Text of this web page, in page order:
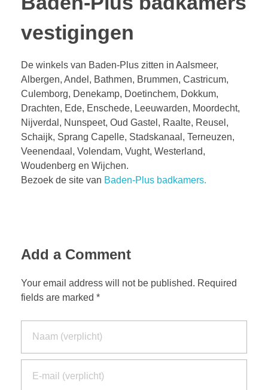
vestigingen
De winkels van Baden-Plus zitten in Aalsmeer,
Albergen, Andel, Bathmen, Brummen, Castricum,
Culemborg, Denekamp, Doetinchem, Dokkum,
Drachten, Ede, Enschede, Leeuwarden, Moordecht,
Nijverdal, Nunspeet, Oud Gastel, Raalte, Reusel,
Schaijk, Sprang Capelle, Stadskanaal, Terneuzen,
Veenendaal, Volendam, Vught, Westerland,
Woudenberg en Wijchen.
Bezoek de site van Baden-Plus badkamers.
Add a Comment
Your email address will not be published. Required
fields are marked *